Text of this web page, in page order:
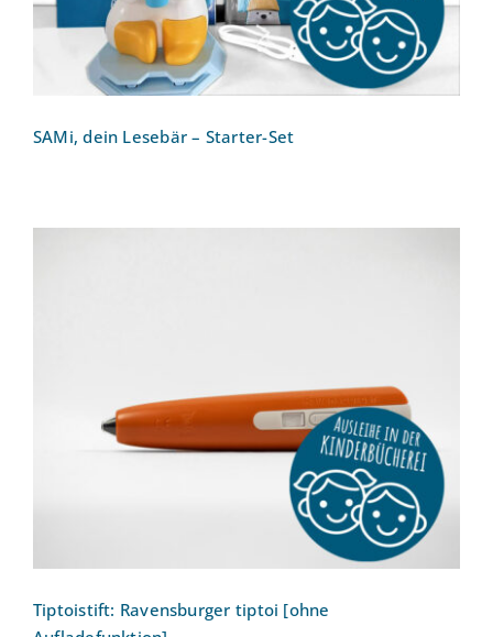
SAMi, dein Lesebär – Starter-Set
Tiptoistift: Ravensburger tiptoi [ohne
Aufladefunktion]
Tiptoistift: Ravensburger tiptoi [ohne